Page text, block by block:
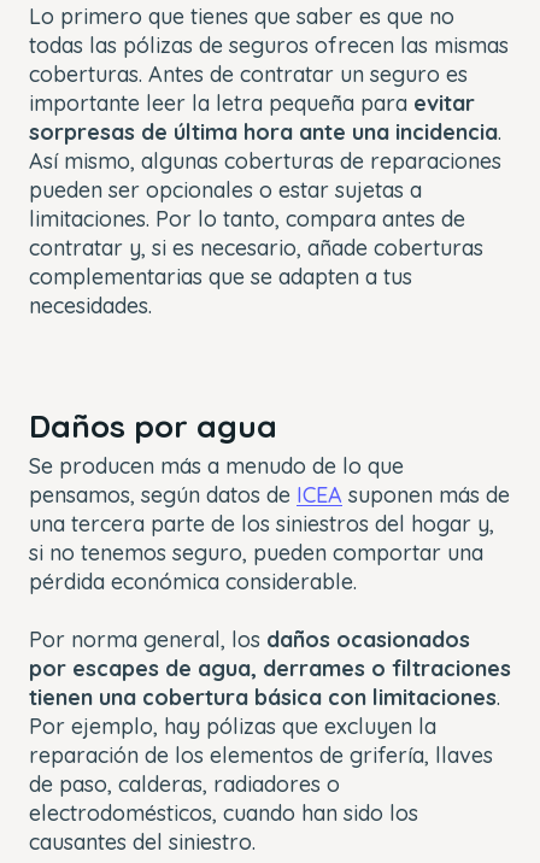
Lo primero que tienes que saber es que no
todas las pólizas de seguros ofrecen las mismas
coberturas. Antes de contratar un seguro es
importante leer la letra pequeña para evitar
sorpresas de última hora ante una incidencia.
Así mismo, algunas coberturas de reparaciones
pueden ser opcionales o estar sujetas a
limitaciones. Por lo tanto, compara antes de
contratar y, si es necesario, añade coberturas
complementarias que se adapten a tus
necesidades.
Daños por agua
Se producen más a menudo de lo que
pensamos, según datos de ICEA suponen más de
una tercera parte de los siniestros del hogar y,
si no tenemos seguro, pueden comportar una
pérdida económica considerable.
Por norma general, los daños ocasionados
por escapes de agua, derrames o filtraciones
tienen una cobertura básica con limitaciones.
Por ejemplo, hay pólizas que excluyen la
reparación de los elementos de grifería, llaves
de paso, calderas, radiadores o
electrodomésticos, cuando han sido los
causantes del siniestro.